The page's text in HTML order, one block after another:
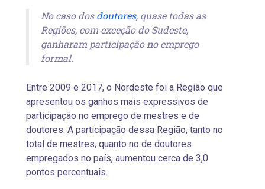
No caso dosdoutores, quase todas as
Regiões, com exceção do Sudeste,
ganharam participação no emprego
formal.
Entre 2009 e 2017, o Nordeste foi a Região que
apresentou os ganhos mais expressivos de
participação no emprego de mestres e de
doutores. A participação dessa Região, tanto no
total de mestres, quanto no de doutores
empregados no país, aumentou cerca de 3,0
pontos percentuais.